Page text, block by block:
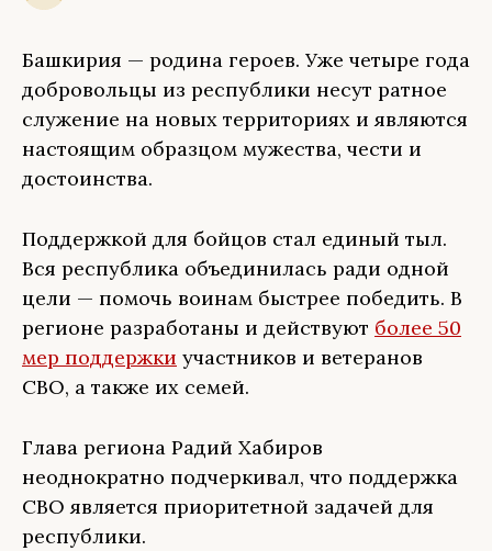
Башкирия — родина героев. Уже четыре года
добровольцы из республики несут ратное
служение на новых территориях и являются
настоящим образцом мужества, чести и
достоинства.
Поддержкой для бойцов стал единый тыл.
Вся республика объединилась ради одной
цели — помочь воинам быстрее победить. В
регионе разработаны и действуют более 50
мер поддержки участников и ветеранов
СВО, а также их семей.
Глава региона Радий Хабиров
неоднократно подчеркивал, что поддержка
СВО является приоритетной задачей для
республики.